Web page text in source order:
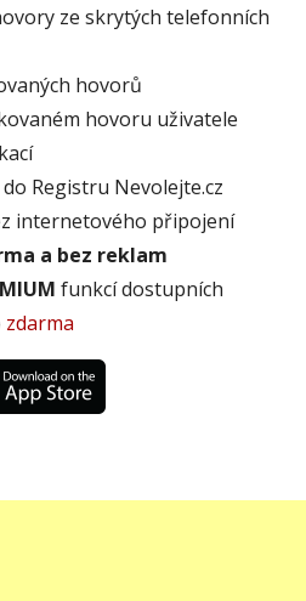
ze skrytých telefonních
hovorů
hovoru uživatele
Registru Nevolejte.cz
internetového připojení
a bez reklam
funkcí dostupních
zdarma